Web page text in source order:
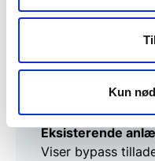
Kun
Viser de
kysttyper,
og DTM kort.
WMS - WebGIS -
Eksisterende
Viser bypass